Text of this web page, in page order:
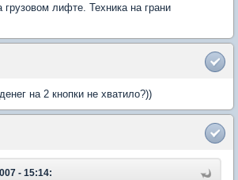
грузовом лифте. Техника на грани
на 2 кнопки не хватило?))
- 15:14: